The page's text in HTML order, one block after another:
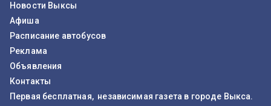
Новости Выксы
Афиша
Расписание автобусов
Реклама
Объявления
Контакты
Первая бесплатная, независимая газета в городе Выкса.